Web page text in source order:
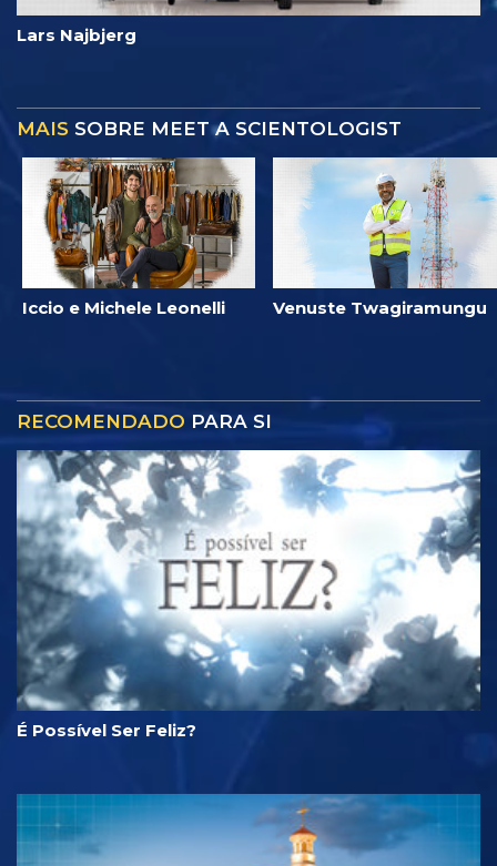
Lars Najbjerg
MAIS SOBRE MEET A SCIENTOLOGIST
Iccio e Michele Leonelli Venuste Twagiramungu
RECOMENDADO PARA SI
É Possível Ser Feliz?